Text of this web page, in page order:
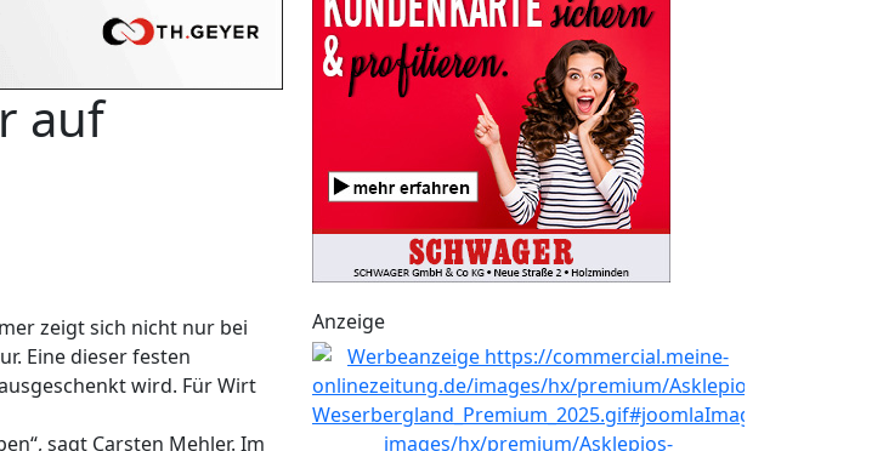
auf
zeigt sich nicht nur bei
Eine dieser festen
wird. Für Wirt
sagt Carsten Mehler. Im
Anzeige